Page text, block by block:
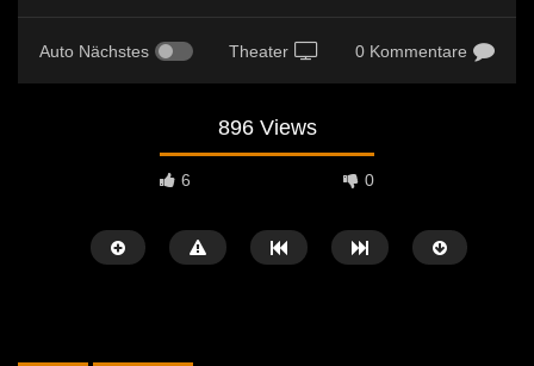
Auto Nächstes Theater 0 Kommentare
896 Views
6 0